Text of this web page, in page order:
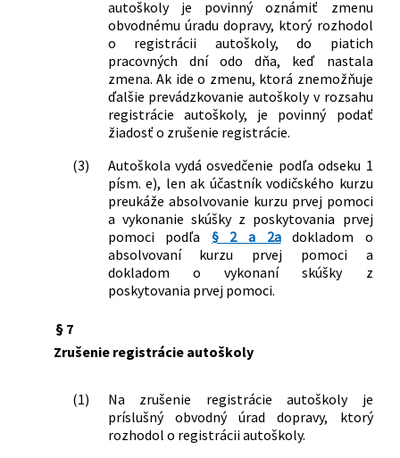
autoškoly je povinný oznámiť zmenu
obvodnému úradu dopravy, ktorý rozhodol
o registrácii autoškoly, do piatich
pracovných dní odo dňa, keď nastala
zmena. Ak ide o zmenu, ktorá znemožňuje
ďalšie prevádzkovanie autoškoly v rozsahu
registrácie autoškoly, je povinný podať
žiadosť o zrušenie registrácie.
(3)
Autoškola vydá osvedčenie podľa odseku 1
písm. e), len ak účastník vodičského kurzu
preukáže absolvovanie kurzu prvej pomoci
a vykonanie skúšky z poskytovania prvej
pomoci podľa § 2 a 2adokladom o
absolvovaní kurzu prvej pomoci a
dokladom o vykonaní skúšky z
poskytovania prvej pomoci.
§ 7
Zrušenie registrácie autoškoly
(1)
Na zrušenie registrácie autoškoly je
príslušný obvodný úrad dopravy, ktorý
rozhodol o registrácii autoškoly.